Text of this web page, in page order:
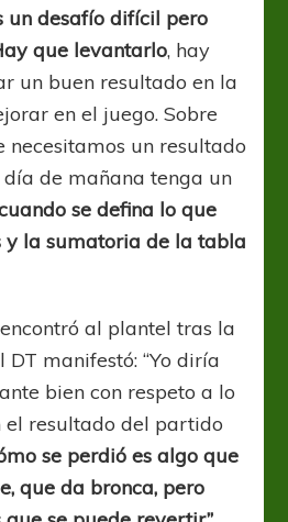
un desafío difícil pero
que levantarlo, hay
un buen resultado en la
en el juego. Sobre
necesitamos un resultado
de mañana tenga un
se defina lo que
y la sumatoria de la tabla
al plantel tras la
manifestó: “Yo diría
bien con respeto a lo
el resultado del partido
se perdió es algo que
que da bronca, pero